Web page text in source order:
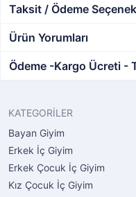
Taksit / Ödeme
Ürün Yorumları
Ödeme -Kargo Ücreti -
KATEGORİLER
Bayan Giyim
Erkek İç Giyim
Erkek Çocuk İç Giyim
Kız Çocuk İç Giyim